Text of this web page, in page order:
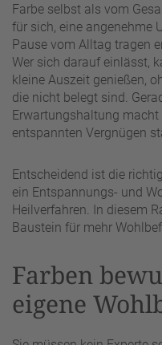
Farbe selbst als vom
für sich, eine angenehme
Pause vom Alltag tragen
Wer sich darauf einlässt,
kleine Auszeit genießen,
die nicht belegt sind.
Erwartungshaltung
entspannten Vergnügen
Entscheidend ist die
ein Entspannungs- und
Heilverfahren. In diesem
Baustein für mehr
Farben
eigene